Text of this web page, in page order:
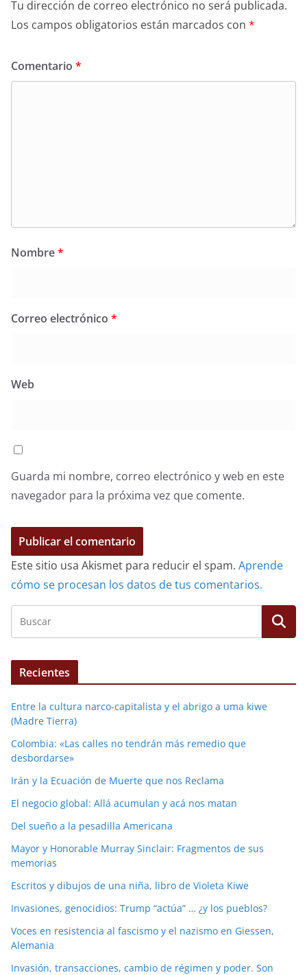
Tu dirección de correo electrónico no será publicada.
Los campos obligatorios están marcados con *
Comentario *
Nombre*
Correo electrónico *
Web
Guarda mi nombre, correo electrónico y web en este
navegador para la próxima vez que comente.
Este sitio usa Akismet para reducir el spam. Aprende
cómo se procesan los datos de tus comentarios.
Recientes
Entre la cultura narco-capitalista y el abrigo a uma kiwe
(Madre Tierra)
Colombia: «Las calles no tendrán más remedio que
desbordarse»
Irán y la Ecuación de Muerte que nos Reclama
El negocio global: Allá acumulan y acá nos matan
Del sueño a la pesadilla Americana
Mayor y Honorable Murray Sinclair: Fragmentos de sus
memorias
Escritos y dibujos de una niña, libro de Violeta Kiwe
Invasiones, genocidios: Trump “actúa” … ¿y los pueblos?
Voces en resistencia al fascismo y el nazismo en Giessen,
Alemania
Invasión, transacciones, cambio de régimen y poder. Son